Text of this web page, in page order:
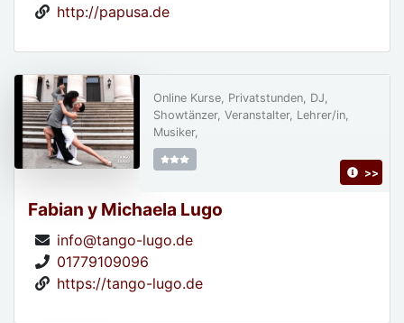
http://papusa.de
Fabian y Michaela Lugo
info@tango-lugo.de
01779109096
https://tango-lugo.de
Online Kurse, Privatstunden, DJ,
Showtänzer, Veranstalter, Lehrer/in,
Musiker,
>>